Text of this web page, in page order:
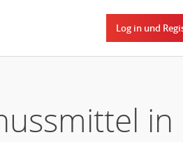
Log in und
in